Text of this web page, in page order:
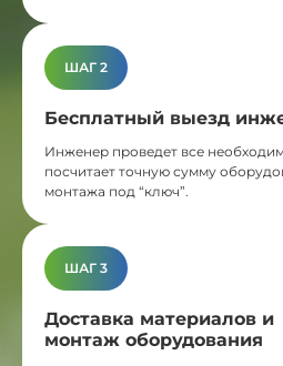
ШАГ 2
Бесплатный выезд
Инженер проведет все
посчитает точную сумму
монтажа под “ключ”.
ШАГ 3
Доставка материалов и
монтаж оборудования